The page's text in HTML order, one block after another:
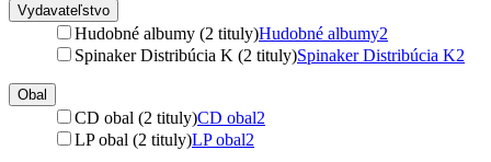
Vydavateľstvo
Hudobné albumy (2 tituly)Hudobné albumy2
Spinaker Distribúcia K (2 tituly)Spinaker Distribúcia K2
Obal
CD obal (2 tituly)CD obal2
LP obal (2 tituly)LP obal2